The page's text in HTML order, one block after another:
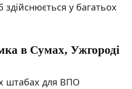
здійснюється у багатьох
в Сумах, Ужгороді
штабах для ВПО